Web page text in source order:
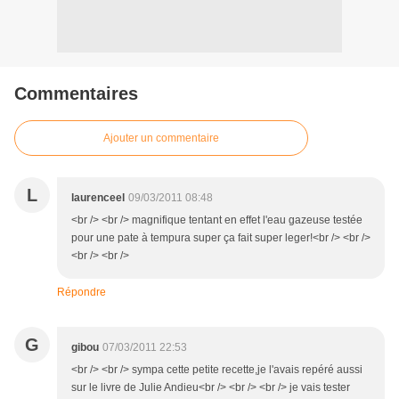
Commentaires
Ajouter un commentaire
L laurenceel 09/03/2011 08:48
<br /> <br /> magnifique tentant en effet l'eau gazeuse testée
pour une pate à tempura super ça fait super leger!<br /> <br />
<br /> <br />
Répondre
G gibou 07/03/2011 22:53
<br /> <br /> sympa cette petite recette,je l'avais repéré aussi
sur le livre de Julie Andieu<br /> <br /> <br /> je vais tester